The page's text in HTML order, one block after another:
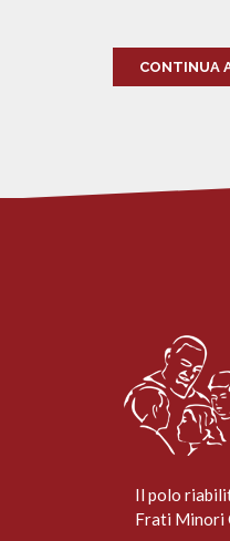
CONTINUA
Il polo
Frati Minori